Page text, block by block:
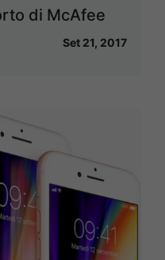
di McAfee
Set 21, 2017